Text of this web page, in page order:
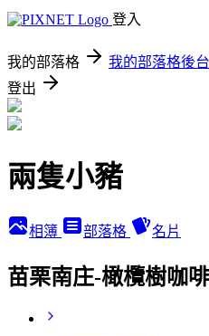
登入
我的部落格 我的部落格後台
登出
兩隻小豬
相簿 部落格 名片
苗栗南庄-橄欖樹咖